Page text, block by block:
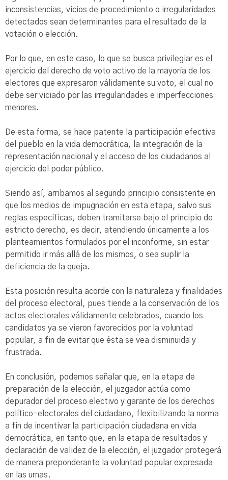
inconsistencias, vicios de procedimiento o irregularidades
detectados sean determinantes para el resultado de la
votación o elección.
Por lo que, en este caso, lo que se busca privilegiar es el
ejercicio del derecho de voto activo de la mayoría de los
electores que expresaron válidamente su voto, el cual no
debe ser viciado por las irregularidades e imperfecciones
menores.
De esta forma, se hace patente la participación efectiva
del pueblo en la vida democrática, la integración de la
representación nacional y el acceso de los ciudadanos al
ejercicio del poder público.
Siendo así, arribamos al segundo principio consistente en
que los medios de impugnación en esta etapa, salvo sus
reglas específicas, deben tramitarse bajo el principio de
estricto derecho, es decir, atendiendo únicamente a los
planteamientos formulados por el inconforme, sin estar
permitido ir más allá de los mismos, o sea suplir la
deficiencia de la queja.
Esta posición resulta acorde con la naturaleza y finalidades
del proceso electoral, pues tiende a la conservación de los
actos electorales válidamente celebrados, cuando los
candidatos ya se vieron favorecidos por la voluntad
popular, a fin de evitar que ésta se vea disminuida y
frustrada.
En conclusión, podemos señalar que, en la etapa de
preparación de la elección, el juzgador actúa como
depurador del proceso electivo y garante de los derechos
político-electorales del ciudadano, flexibilizando la norma
a fin de incentivar la participación ciudadana en vida
democrática, en tanto que, en la etapa de resultados y
declaración de validez de la elección, el juzgador protegerá
de manera preponderante la voluntad popular expresada
en las urnas.